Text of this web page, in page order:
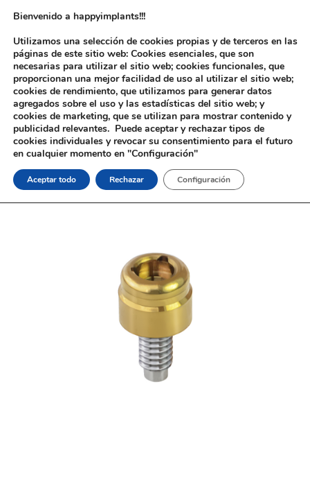
Inicio/Implantología/Aditamentos Analógicos/Zimmer®/ Pilar
Tipo Locator® Zimmer®
Bienvenido a happyimplants!!!
Utilizamos una selección de cookies propias y de terceros en las
páginas de este sitio web: Cookies esenciales, que son
necesarias para utilizar el sitio web; cookies funcionales, que
proporcionan una mejor facilidad de uso al utilizar el sitio web;
cookies de rendimiento, que utilizamos para generar datos
agregados sobre el uso y las estadísticas del sitio web; y
cookies de marketing, que se utilizan para mostrar contenido y
publicidad relevantes. Puede aceptar y rechazar tipos de
cookies individuales y revocar su consentimiento para el futuro
en cualquier momento en "Configuración"
Aceptar todo Rechazar Configuración